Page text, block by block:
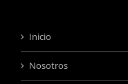
Inicio
Nosotros